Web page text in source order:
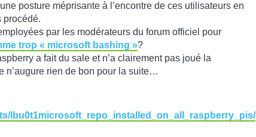
posture méprisante à l’encontre de ces utilisateurs en
procédé.
par les modérateurs du forum officiel pour
trop « microsoft bashing »?
a fait du sale et n’a clairement pas joué la
n’augure rien de bon pour la suite…
lbu0t1microsoft_repo_installed_on_all_raspberry_pis/